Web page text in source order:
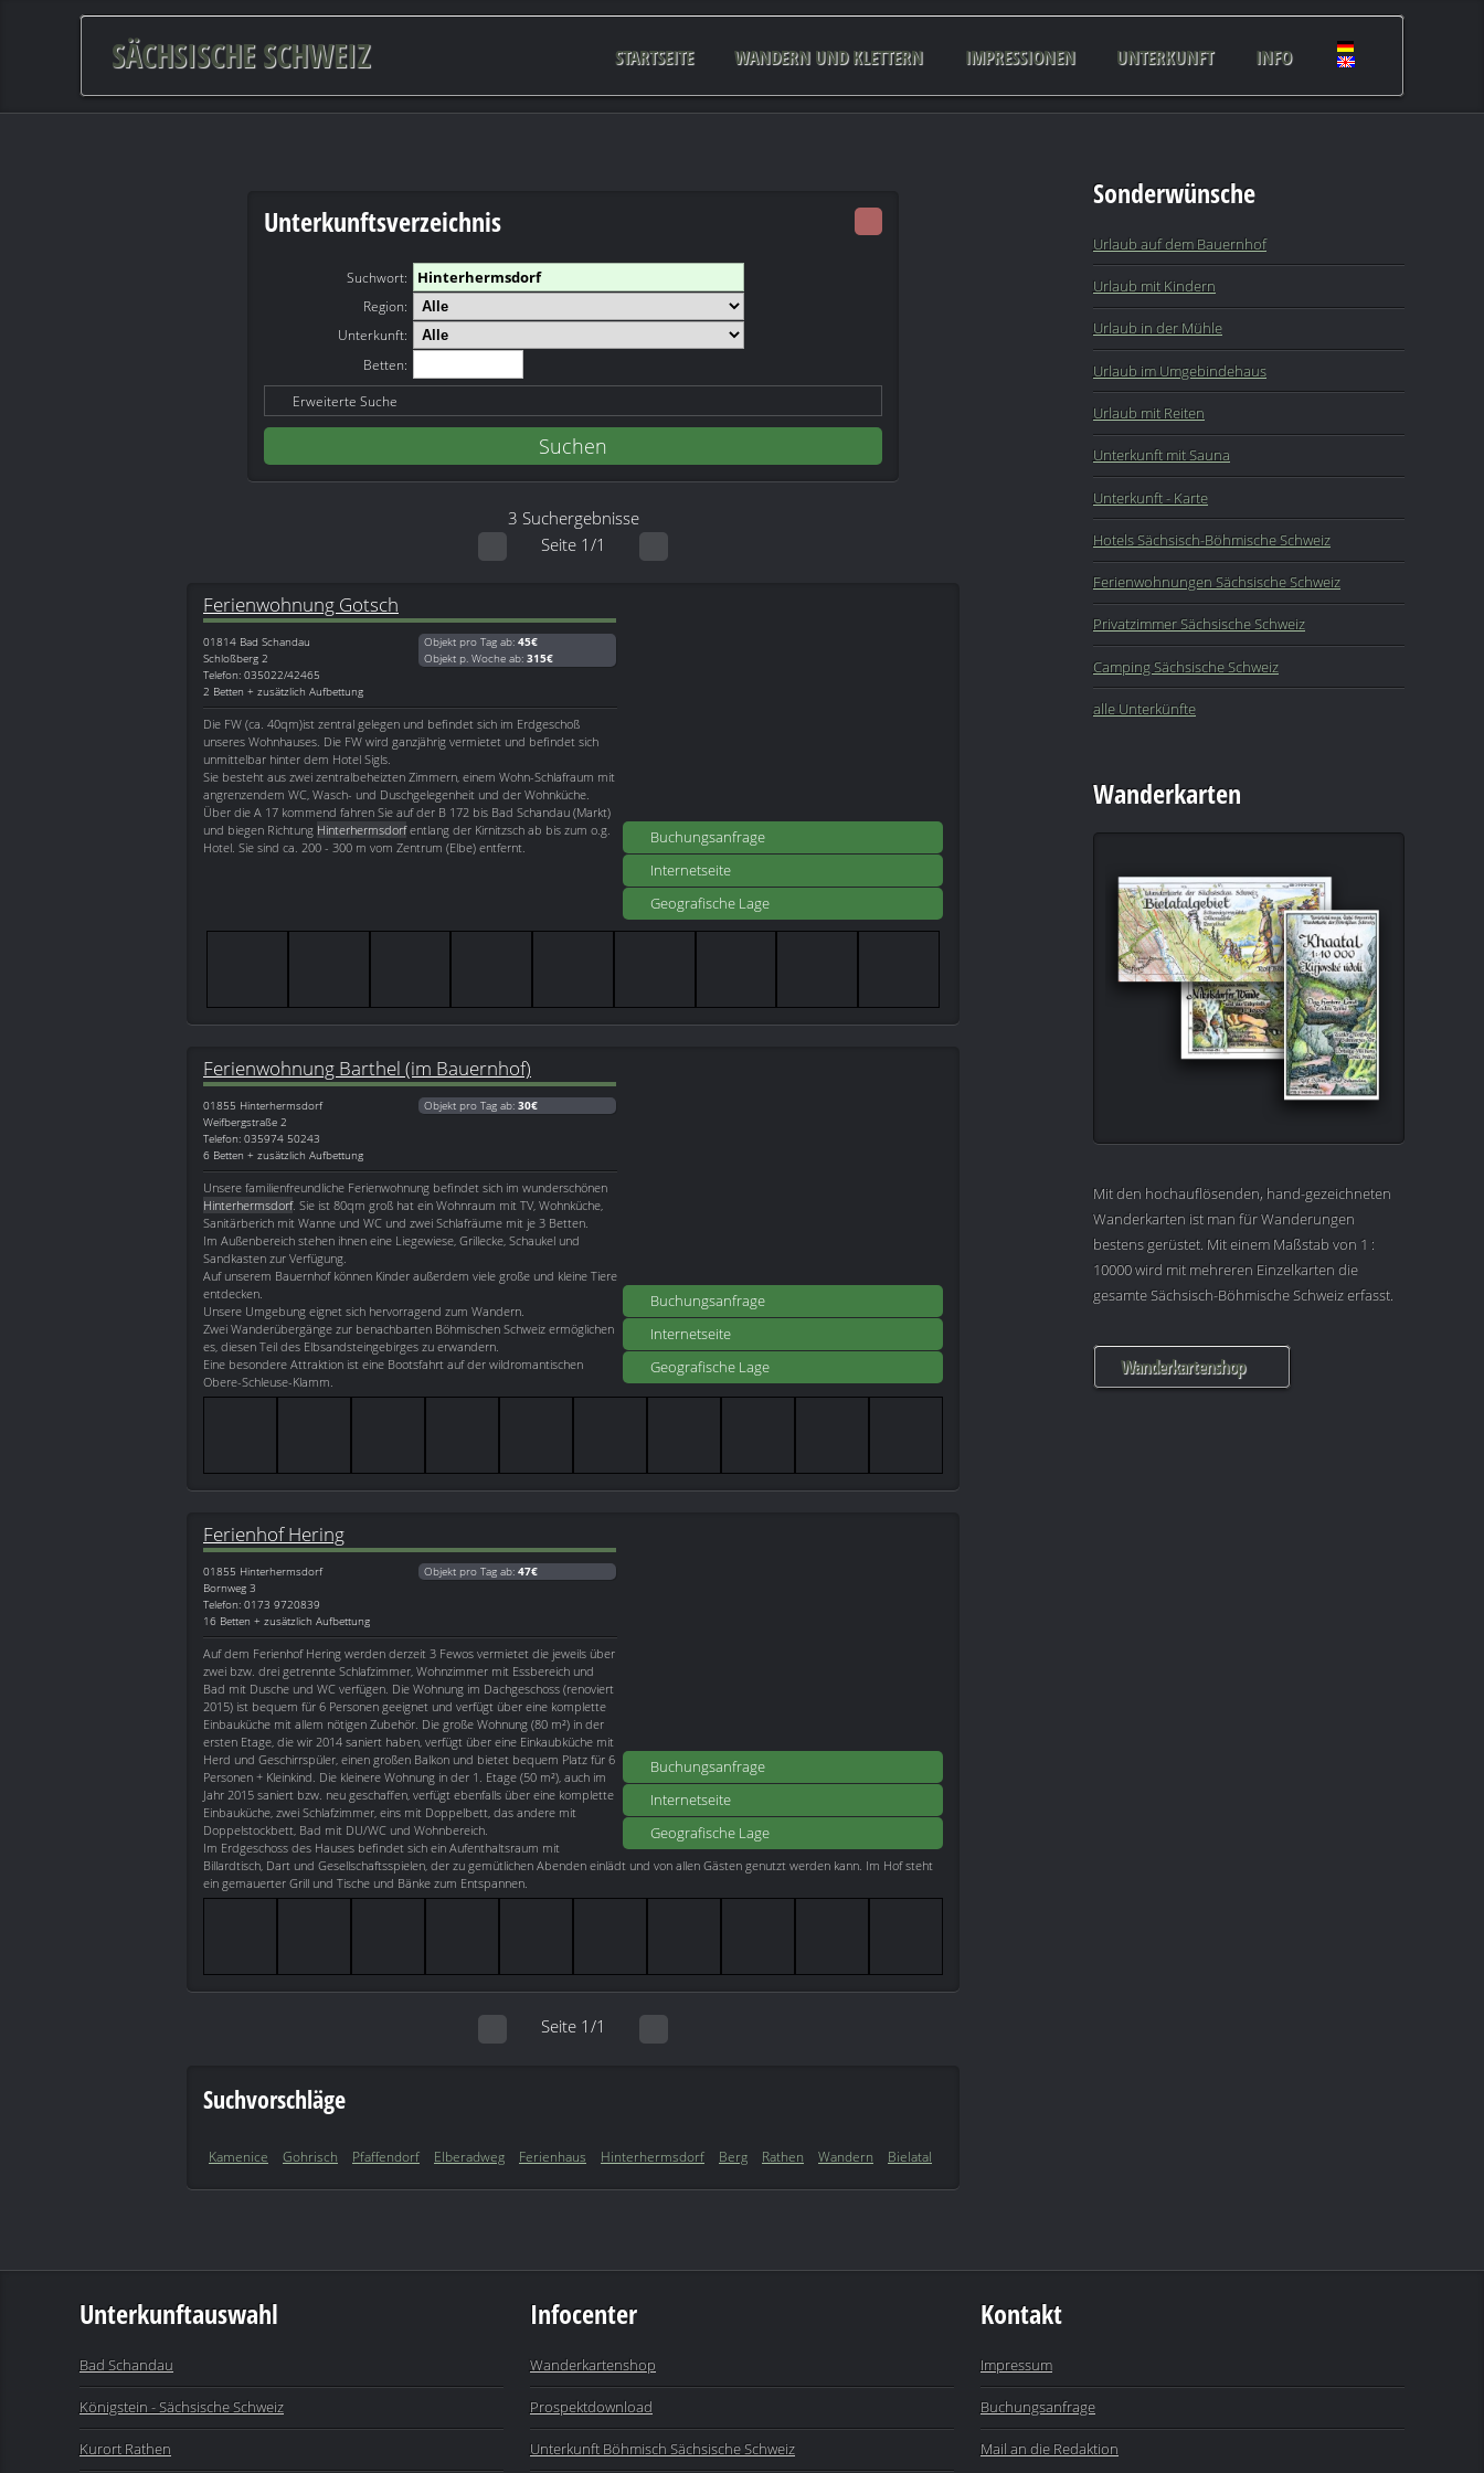
SÄCHSISCHE SCHWEIZ STARTSEITE WANDERN UND KLETTERN IMPRESSIONEN UNTERKUNFT INFO
Unterkunftsverzeichnis
Suchwort:
Region:
Unterkunft:
Betten:
Erweiterte Suche
3 Suchergebnisse
Seite 1/1
Buchungsanfrage
Internetseite
Geografische Lage
Ferienwohnung Gotsch
01814 Bad Schandau
Schloßberg 2
Telefon: 035022/42465
2 Betten + zusätzlich Aufbettung
Objekt pro Tag ab: 45€
Objekt p. Woche ab: 315€
Die FW (ca. 40qm)ist zentral gelegen und befindet sich im Erdgeschoß
unseres Wohnhauses. Die FW wird ganzjährig vermietet und befindet sich
unmittelbar hinter dem Hotel Sigls.
Sie besteht aus zwei zentralbeheizten Zimmern, einem Wohn-Schlafraum mit
angrenzendem WC, Wasch- und Duschgelegenheit und der Wohnküche.
Über die A 17 kommend fahren Sie auf der B 172 bis Bad Schandau (Markt)
und biegen Richtung Hinterhermsdorfentlang der Kirnitzsch ab bis zum o.g.
Hotel. Sie sind ca. 200 - 300 m vom Zentrum (Elbe) entfernt.
Buchungsanfrage
Internetseite
Geografische Lage
Ferienwohnung Barthel (im Bauernhof)
01855 Hinterhermsdorf
Weifbergstraße 2
Telefon: 035974 50243
6 Betten + zusätzlich Aufbettung
Objekt pro Tag ab: 30€
Unsere familienfreundliche Ferienwohnung befindet sich im wunderschönen
Hinterhermsdorf. Sie ist 80qm groß hat ein Wohnraum mit TV, Wohnküche,
Sanitärberich mit Wanne und WC und zwei Schlafräume mit je 3 Betten.
Im Außenbereich stehen ihnen eine Liegewiese, Grillecke, Schaukel und
Sandkasten zur Verfügung.
Auf unserem Bauernhof können Kinder außerdem viele große und kleine Tiere
entdecken.
Unsere Umgebung eignet sich hervorragend zum Wandern.
Zwei Wanderübergänge zur benachbarten Böhmischen Schweiz ermöglichen
es, diesen Teil des Elbsandsteingebirges zu erwandern.
Eine besondere Attraktion ist eine Bootsfahrt auf der wildromantischen
Obere-Schleuse-Klamm.
Buchungsanfrage
Internetseite
Geografische Lage
Ferienhof Hering
01855 Hinterhermsdorf
Bornweg 3
Telefon: 0173 9720839
16 Betten + zusätzlich Aufbettung
Objekt pro Tag ab: 47€
Auf dem Ferienhof Hering werden derzeit 3 Fewos vermietet die jeweils über
zwei bzw. drei getrennte Schlafzimmer, Wohnzimmer mit Essbereich und
Bad mit Dusche und WC verfügen. Die Wohnung im Dachgeschoss (renoviert
2015) ist bequem für 6 Personen geeignet und verfügt über eine komplette
Einbauküche mit allem nötigen Zubehör. Die große Wohnung (80 m²) in der
ersten Etage, die wir 2014 saniert haben, verfügt über eine Einkaubküche mit
Herd und Geschirrspüler, einen großen Balkon und bietet bequem Platz für 6
Personen + Kleinkind. Die kleinere Wohnung in der 1. Etage (50 m²), auch im
Jahr 2015 saniert bzw. neu geschaffen, verfügt ebenfalls über eine komplette
Einbauküche, zwei Schlafzimmer, eins mit Doppelbett, das andere mit
Doppelstockbett, Bad mit DU/WC und Wohnbereich.
Im Erdgeschoss des Hauses befindet sich ein Aufenthaltsraum mit
Billardtisch, Dart und Gesellschaftsspielen, der zu gemütlichen Abenden einlädt und von allen Gästen genutzt werden kann. Im Hof steht
ein gemauerter Grill und Tische und Bänke zum Entspannen.
Seite 1/1
Suchvorschläge
Kamenice Gohrisch Pfaffendorf Elberadweg Ferienhaus Hinterhermsdorf Berg Rathen Wandern Bielatal
Sonderwünsche
Urlaub auf dem Bauernhof
Urlaub mit Kindern
Urlaub in der Mühle
Urlaub im Umgebindehaus
Urlaub mit Reiten
Unterkunft mit Sauna
Unterkunft - Karte
Hotels Sächsisch-Böhmische Schweiz
Ferienwohnungen Sächsische Schweiz
Privatzimmer Sächsische Schweiz
Camping Sächsische Schweiz
alle Unterkünfte
Wanderkarten
Mit den hochauflösenden, hand-gezeichneten
Wanderkarten ist man für Wanderungen
bestens gerüstet. Mit einem Maßstab von 1 :
10000 wird mit mehreren Einzelkarten die
gesamte Sächsisch-Böhmische Schweiz erfasst.
Wanderkartenshop
Unterkunftauswahl
Bad Schandau
Königstein - Sächsische Schweiz
Kurort Rathen
Infocenter
Wanderkartenshop
Prospektdownload
Unterkunft Böhmisch Sächsische Schweiz
Kontakt
Impressum
Buchungsanfrage
Mail an die Redaktion